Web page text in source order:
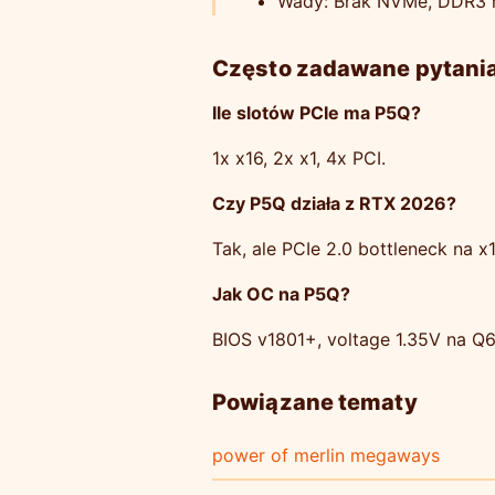
Często zadawane
Ile slotów PCIe ma P5Q?
1x x16, 2x x1, 4x PCI.
Czy P5Q działa z RTX 2026?
Tak, ale PCIe 2.0 bottleneck na
Jak OC na P5Q?
BIOS v1801+, voltage 1.35V na
Powiązane tematy
power of merlin megaways